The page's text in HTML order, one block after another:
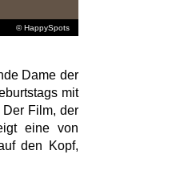
© HappySpots
Dame der
mit
Der Film, der
eine von
den Kopf,